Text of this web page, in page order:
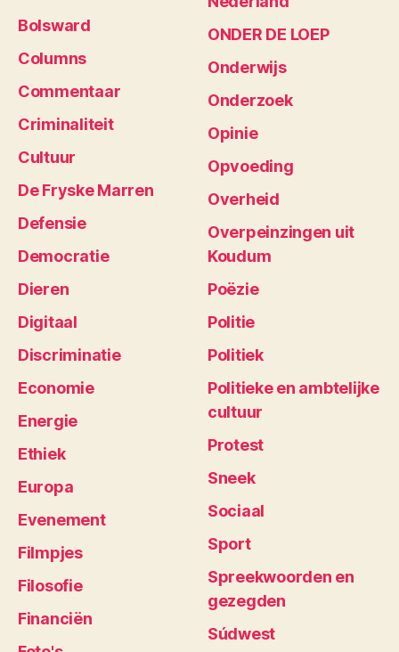
Bolsward
Columns
Commentaar
Criminaliteit
Cultuur
De Fryske Marren
Defensie
Democratie
Dieren
Digitaal
Discriminatie
Economie
Energie
Ethiek
Europa
Evenement
Filmpjes
Filosofie
Financiën
ONDER DE LOEP
Onderwijs
Onderzoek
Opinie
Opvoeding
Overheid
Overpeinzingen uit
Koudum
Poëzie
Politie
Politiek
Politieke en ambtelijke
cultuur
Protest
Sneek
Sociaal
Sport
Spreekwoorden en
gezegden
Súdwest